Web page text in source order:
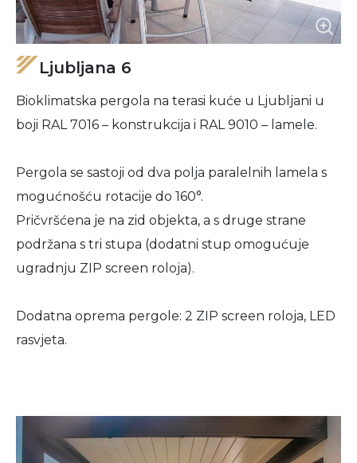
Ljubljana 6
Bioklimatska pergola na terasi kuće u Ljubljani u
boji RAL 7016 – konstrukcija i RAL 9010 – lamele.
Pergola se sastoji od dva polja paralelnih lamela s
mogućnošću rotacije do 160°.
Pričvršćena je na zid objekta, a s druge strane
podržana s tri stupa (dodatni stup omogućuje
ugradnju ZIP screen roloja).
Dodatna oprema pergole: 2 ZIP screen roloja, LED
rasvjeta.